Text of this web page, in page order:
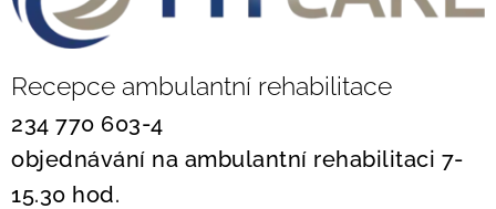
Recepce ambulantní rehabilitace
234 770 603-4
objednávání na ambulantní rehabilitaci 7-
15.30 hod.